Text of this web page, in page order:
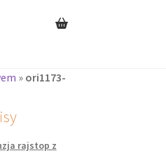
» ori1173-
rajstop z